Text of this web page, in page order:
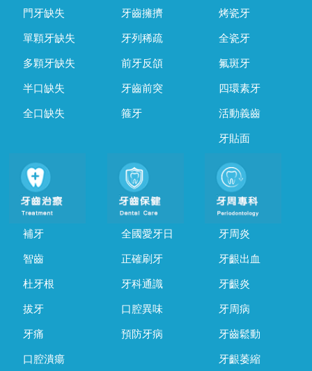
門牙缺失
單顆牙缺失
多顆牙缺失
半口缺失
全口缺失
牙齒擁擠
牙列稀疏
前牙反頜
牙齒前突
箍牙
烤瓷牙
全瓷牙
氟斑牙
四環素牙
活動義齒
牙貼面
補牙
智齒
杜牙根
拔牙
牙痛
口腔潰瘍
全國愛牙日
正確刷牙
牙科通識
口腔異味
預防牙病
牙周炎
牙齦出血
牙齦炎
牙周病
牙齒鬆動
牙齦萎縮